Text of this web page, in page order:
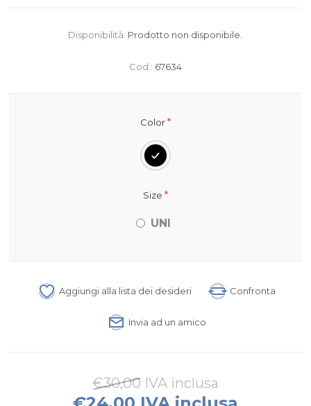
Disponibilità: Prodotto non disponibile.
Cod.: 67634
Color*
Size *
UNI
Aggiungi alla lista dei desideri Confronta
Invia ad un amico
€30,00 IVA inclusa